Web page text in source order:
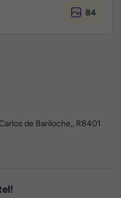
84
de Bariloche,, R8401